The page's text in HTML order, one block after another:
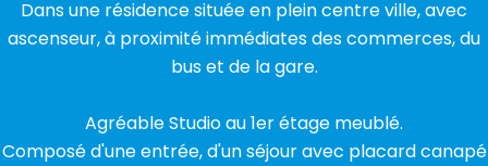
Dans une résidence située en plein centre ville, avec
ascenseur, à proximité immédiates des commerces, du
bus et de la gare.
Agréable Studio au 1er étage meublé.
Composé d'une entrée, d'un séjour avec placard canapé